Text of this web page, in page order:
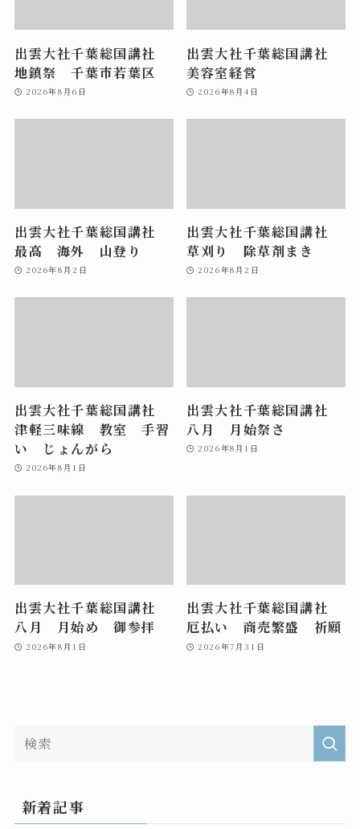
出雲大社千葉総国講社
地鎮祭 千葉市若葉区
2026年8月6日
出雲大社千葉総国講社
美容室経営
2026年8月4日
出雲大社千葉総国講社
最高 海外 山登り
2026年8月2日
出雲大社千葉総国講社
草刈り 除草剤まき
2026年8月2日
出雲大社千葉総国講社
津軽三味線 教室 手習
い じょんがら
2026年8月1日
出雲大社千葉総国講社
八月 月始祭さ
2026年8月1日
出雲大社千葉総国講社
八月 月始め 御参拝
2026年8月1日
出雲大社千葉総国講社
厄払い 商売繁盛 祈願
2026年7月31日
新着記事